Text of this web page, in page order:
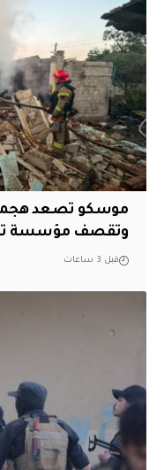
موسكو تصعد
وتقصف مؤسسة
قبل 3 ساعات